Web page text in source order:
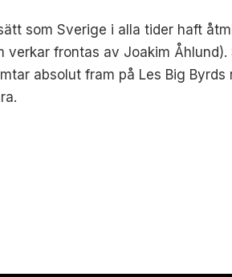
som Sverige i alla tider haft
frontas av Joakim
absolut fram på Les Big